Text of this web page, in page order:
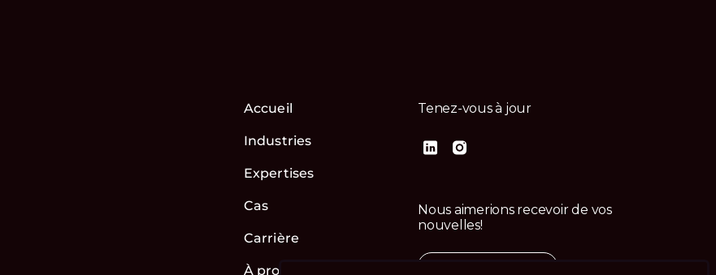
Accueil
Industries
Expertises
Cas
Carrière
À propos de nous
Tenez-vous à jour
Nous aimerions recevoir de vos
nouvelles!